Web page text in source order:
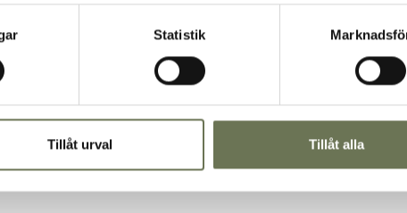
Statistik
Tillåt urval Tillåt alla